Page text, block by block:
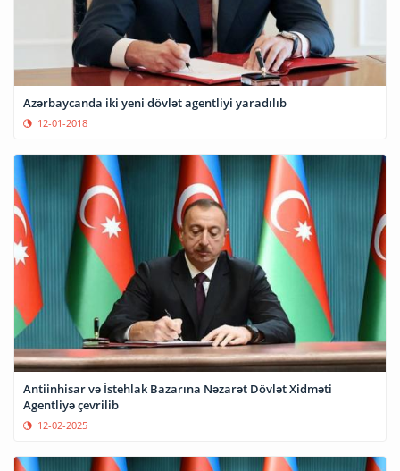
Azərbaycanda iki yeni dövlət agentliyi yaradılıb
12-01-2018
Antiinhisar və İstehlak Bazarına Nəzarət Dövlət Xidməti
Agentliyə çevrilib
12-02-2025